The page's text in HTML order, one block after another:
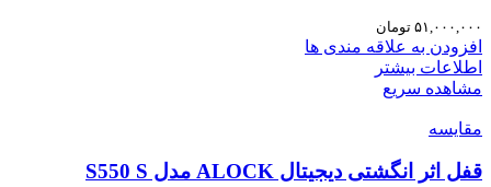
۵۱,۰۰۰,۰۰۰ تومان
افزودن به علاقه مندی ها
اطلاعات بیشتر
مشاهده سریع
مقایسه
قفل اثر انگشتی دیجیتال ALOCK مدل S550 S